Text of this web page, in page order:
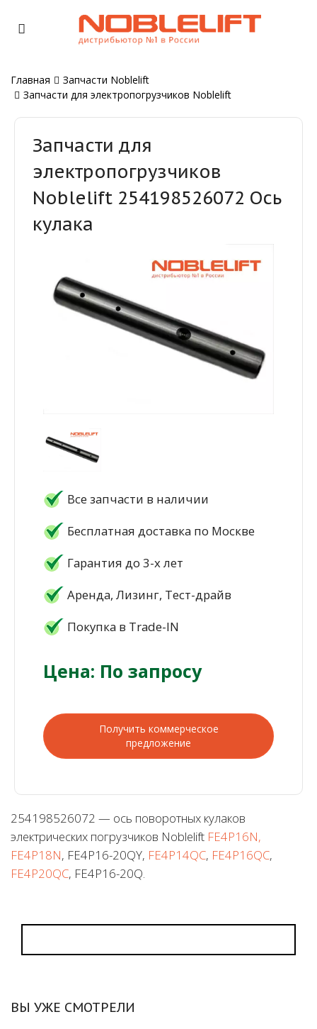
Главная
Запчасти Noblelift
Запчасти для электропогрузчиков Noblelift
Запчасти для
электропогрузчиков
Noblelift 254198526072 Ось
кулака
Все запчасти в наличии
Бесплатная доставка по Москве
Гарантия до 3-х лет
Аренда, Лизинг, Тест-драйв
Покупка в Trade-IN
Цена: По запросу
Получить коммерческое
предложение
254198526072 — ось поворотных кулаков
электрических погрузчиков Noblelift FE4P16N,
FE4P18N, FE4P16-20QY, FE4P14QC, FE4P16QC,
FE4P20QC, FE4P16-20Q.
ВЫ УЖЕ СМОТРЕЛИ